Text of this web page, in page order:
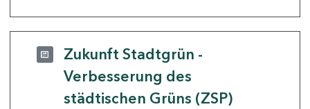
Zukunft Stadtgrün -
Verbesserung des
städtischen Grüns (ZSP)